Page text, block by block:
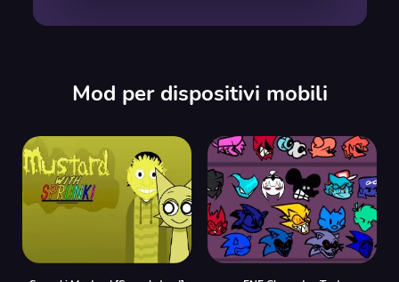
Mod per dispositivi mobili